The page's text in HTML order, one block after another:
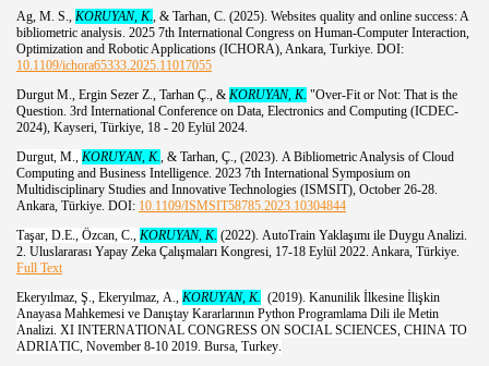
Ag, M. S., KORUYAN, K. , & Tarhan, C. (2025). Websites quality and online success: A
bibliometric analysis. 2025 7th International Congress on Human-Computer Interaction,
Optimization and Robotic Applications (ICHORA), Ankara, Turkiye. DOI:
10.1109/ichora65333.2025.11017055
Durgut M., Ergin Sezer Z., Tarhan Ç., & KORUYAN, K. "Over-Fit or Not: That is the
Question. 3rd International Conference on Data, Electronics and Computing (ICDEC-
2024), Kayseri, Türkiye, 18 - 20 Eylül 2024.
Durgut, M., KORUYAN, K. , & Tarhan, Ç., (2023). A Bibliometric Analysis of Cloud
Computing and Business Intelligence. 2023 7th International Symposium on
Multidisciplinary Studies and Innovative Technologies (ISMSIT), October 26-28.
Ankara, Türkiye. DOI: 10.1109/ISMSIT58785.2023.10304844
Taşar, D.E., Özcan, C., KORUYAN, K. (2022). AutoTrain Yaklaşımı ile Duygu Analizi.
2. Uluslararası Yapay Zeka Çalışmaları Kongresi, 17-18 Eylül 2022. Ankara, Türkiye.
Full Text
Ekeryılmaz, Ş., Ekeryılmaz, A., KORUYAN, K. (2019). Kanunilik İlkesine İlişkin
Anayasa Mahkemesi ve Danıştay Kararlarının Python Programlama Dili ile Metin
Analizi. XI INTERNATIONAL CONGRESS ON SOCIAL SCIENCES, CHINA TO
ADRIATIC, November 8-10 2019. Bursa, Turkey.